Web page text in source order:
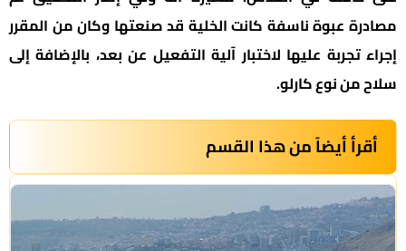
مصادرة عبوة ناسفة كانت الخلية قد صنعتها وكان من المقرر
إجراء تجربة عليها لاختبار آلية التفعيل عن بعد، بالإضافة إلى
سلاح من نوع كارلو.
أقرأ أيضاً من هذا القسم